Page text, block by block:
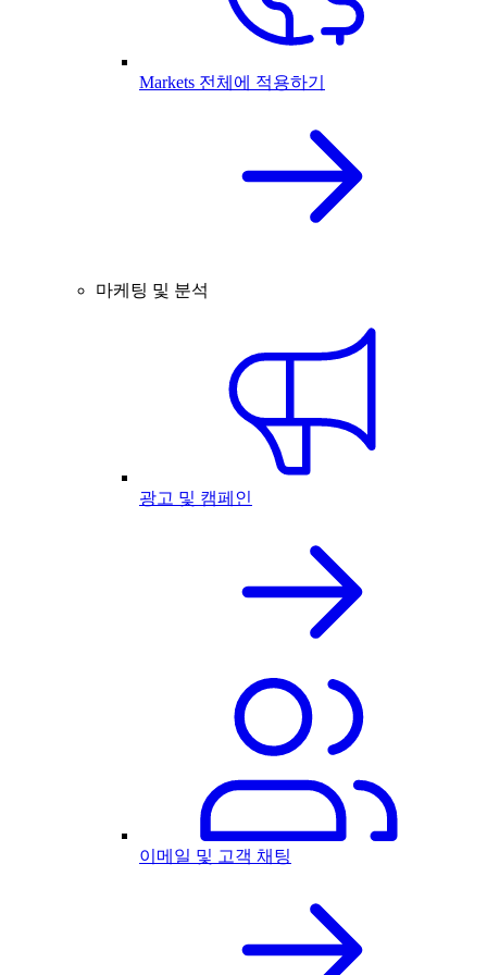
Markets 전체에 적용하기
마케팅 및 분석
광고 및 캠페인
이메일 및 고객 채팅